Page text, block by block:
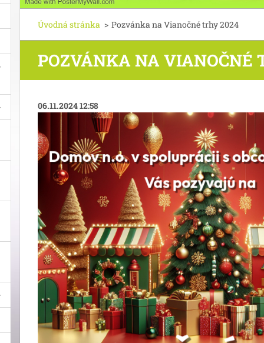
Úvodná stránka > Pozvánka na Vianočné trhy 2024
POZVÁNKA NA VIANOČNÉ
06.11.2024 12:58